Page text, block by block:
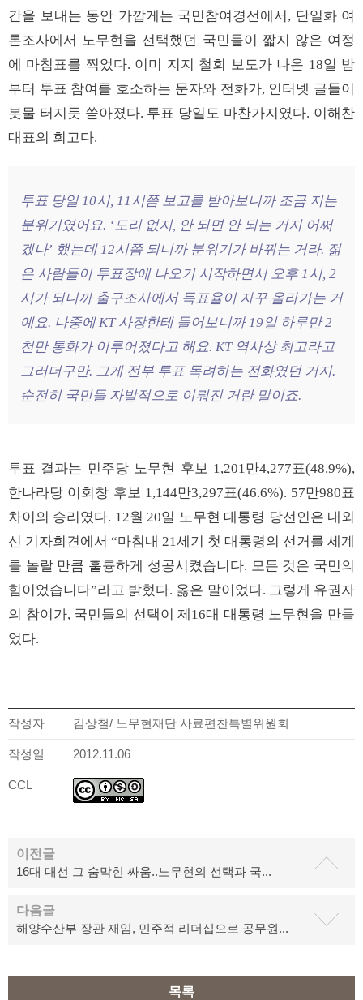
간을 보내는 동안 가깝게는 국민참여경선에서, 단일화 여
론조사에서 노무현을 선택했던 국민들이 짧지 않은 여정
에 마침표를 찍었다. 이미 지지 철회 보도가 나온 18일 밤
부터 투표 참여를 호소하는 문자와 전화가, 인터넷 글들이
봇물 터지듯 쏟아졌다. 투표 당일도 마찬가지였다. 이해찬
대표의 회고다.
투표 당일 10시, 11시쯤 보고를 받아보니까 조금 지는
분위기였어요. ‘도리 없지, 안 되면 안 되는 거지 어쩌
겠나’ 했는데 12시쯤 되니까 분위기가 바뀌는 거라. 젊
은 사람들이 투표장에 나오기 시작하면서 오후 1시, 2
시가 되니까 출구조사에서 득표율이 자꾸 올라가는 거
예요. 나중에 KT 사장한테 들어보니까 19일 하루만 2
천만 통화가 이루어졌다고 해요. KT 역사상 최고라고
그러더구만. 그게 전부 투표 독려하는 전화였던 거지.
순전히 국민들 자발적으로 이뤄진 거란 말이죠.
투표 결과는 민주당 노무현 후보 1,201만4,277표(48.9%),
한나라당 이회창 후보 1,144만3,297표(46.6%). 57만980표
차이의 승리였다. 12월 20일 노무현 대통령 당선인은 내외
신 기자회견에서 “마침내 21세기 첫 대통령의 선거를 세계
를 놀랄 만큼 훌륭하게 성공시켰습니다. 모든 것은 국민의
힘이었습니다”라고 밝혔다. 옳은 말이었다. 그렇게 유권자
의 참여가, 국민들의 선택이 제16대 대통령 노무현을 만들
었다.
작성자 김상철/ 노무현재단 사료편찬특별위원회
작성일 2012.11.06
CCL
이전글
16대 대선 그 숨막힌 싸움..노무현의 선택과 국...
다음글
해양수산부 장관 재임, 민주적 리더십으로 공무원...
목록